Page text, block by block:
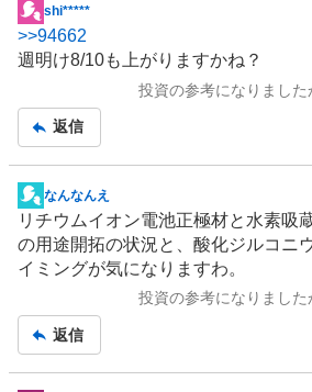
掲
示
板
shi*****
>>94662
週明け8/10も上がりますかね？
投資の参考になりました
返信
掲
示
板
記
なんなんえ
リチウムイオン電池正極材と 水素吸
の用途開拓の状況と、酸化ジルコニ
イミングが気になりますわ。
投資の参考になりました
返信